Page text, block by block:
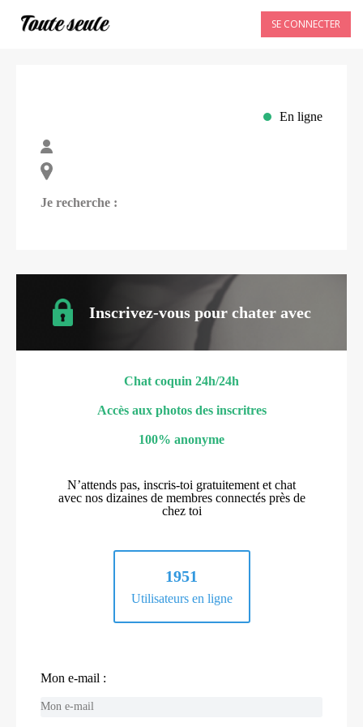
SE CONNECTER
En ligne
Je recherche :
Inscrivez-vous pour chater avec
Chat coquin 24h/24h
Accès aux photos des inscritres
100% anonyme
N’attends pas, inscris-toi gratuitement et chat
avec nos dizaines de membres connectés près de
chez toi
1951
Utilisateurs en ligne
Mon e-mail :